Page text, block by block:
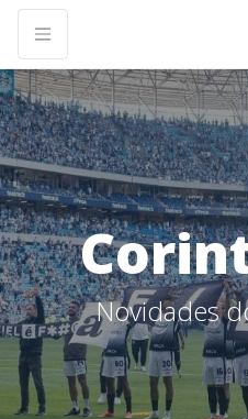
Novidades